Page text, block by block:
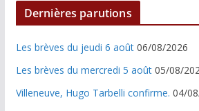
Dernières parutions
Les brèves du jeudi 6 août 06/08/2026
Les brèves du mercredi 5 août 05/08/
Villeneuve, Hugo Tarbelli confirme. 04/